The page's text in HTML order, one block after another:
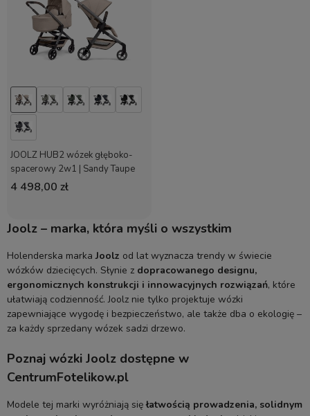
JOOLZ HUB2 wózek głęboko-
spacerowy 2w1 | Sandy Taupe
4 498,00 zł
Joolz – marka, która myśli o wszystkim
Holenderska markaJoolz od lat wyznacza trendy w świecie
wózków dziecięcych. Słynie z dopracowanego designu,
ergonomicznych konstrukcji i innowacyjnych rozwiązań, które
ułatwiają codzienność. Joolz nie tylko projektuje wózki
zapewniające wygodę i bezpieczeństwo, ale także dba o ekologię –
za każdy sprzedany wózek sadzi drzewo.
Poznaj wózki Joolz dostępne w
CentrumFotelikow.pl
Modele tej marki wyróżniają się łatwością prowadzenia, solidnym